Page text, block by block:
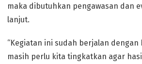
maka dibutuhkan pengawasan dan
lanjut.
“Kegiatan ini sudah berjalan
masih perlu kita tingkatkan agar